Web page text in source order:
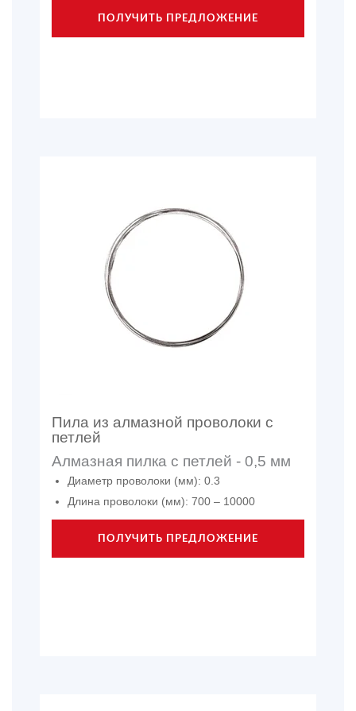
ПОЛУЧИТЬ ПРЕДЛОЖЕНИЕ
Пила из алмазной проволоки с
петлей
Алмазная пилка с петлей - 0,5 мм
Диаметр проволоки (мм): 0.3
Длина проволоки (мм): 700 – 10000
ПОЛУЧИТЬ ПРЕДЛОЖЕНИЕ